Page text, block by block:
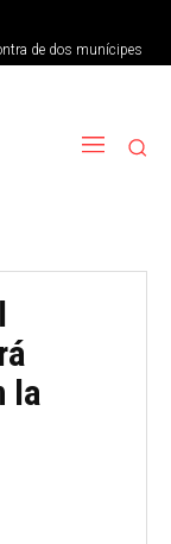
de dos munícipes
la